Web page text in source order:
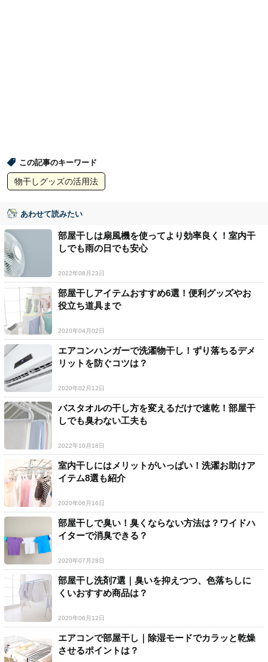
この記事のキーワード
物干しグッズの活用法
あわせて読みたい
部屋干しは扇風機を使ってより効率良く！室内干
しでも雨の日でも安心
2022年08月23日
部屋干しアイテムおすすめ6選！便利グッズやお
役立ち道具まで
2020年04月02日
エアコンハンガーで洗濯物干し！ずり落ちるデメ
リットを防ぐコツは？
2020年02月12日
バスタオルの干し方を変えるだけで速乾！部屋干
しでも臭わない工夫も
2022年10月18日
室内干しにはメリットがいっぱい！洗濯お助けア
イテム8選も紹介
2020年06月16日
部屋干しで臭い！臭くならない方法は？ワイドハ
イターで消臭できる？
2020年07月28日
部屋干し洗剤7選｜臭いを抑えつつ、色落ちしに
くいおすすめ商品は？
2020年06月12日
エアコンで部屋干し｜除湿モードでカラッと乾燥
させるポイントは？